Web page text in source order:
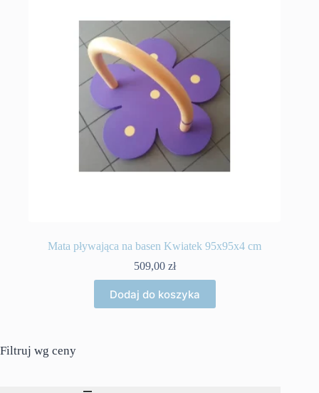
Mata pływająca na basen Kwiatek 95x95x4 cm
509,00 zł
Dodaj do koszyka
Filtruj wg ceny